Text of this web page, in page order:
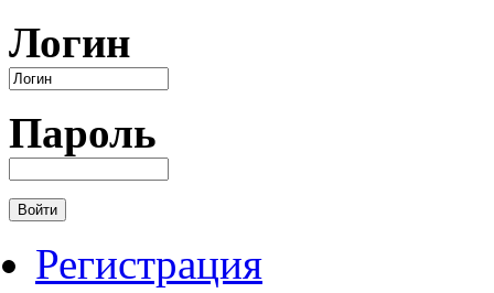
Перейти к основному содержанию
Логин
Пароль
Регистрация